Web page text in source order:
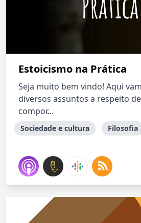
Estoicismo na Prática
Seja muito bem vindo! Aqui
diversos assuntos a respeito
compor...
Sociedade e cultura Filosofia